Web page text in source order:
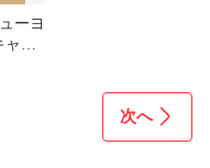
ーヨ
ャッ
次へ